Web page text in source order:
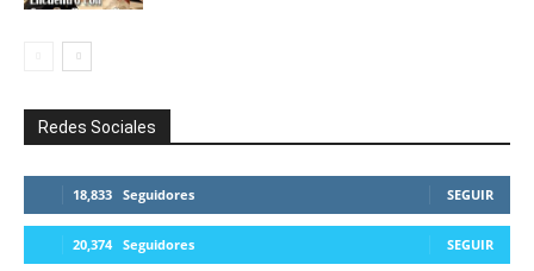
Redes Sociales
18,833 Seguidores SEGUIR
20,374 Seguidores SEGUIR